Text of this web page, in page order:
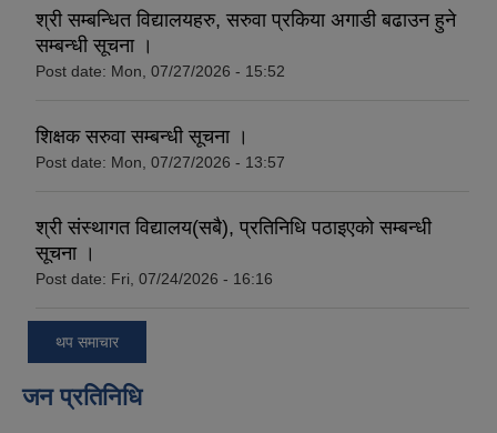
श्री सम्बन्धित विद्यालयहरु, सरुवा प्रकिया अगाडी बढाउन हुने
सम्बन्धी सूचना ।
Post date: Mon, 07/27/2026 - 15:52
शिक्षक सरुवा सम्बन्धी सूचना ।
Post date: Mon, 07/27/2026 - 13:57
श्री संस्थागत विद्यालय(सबै), प्रतिनिधि पठाइएको सम्बन्धी
सूचना ।
Post date: Fri, 07/24/2026 - 16:16
थप समाचार
जन प्रतिनिधि